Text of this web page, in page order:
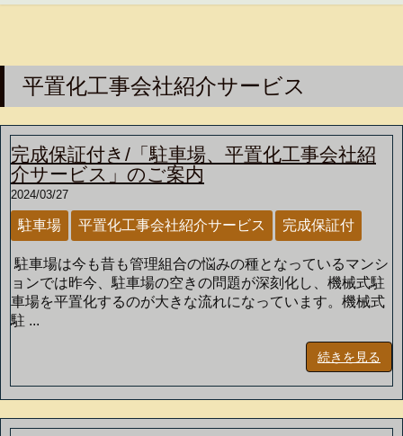
平置化工事会社紹介サービス
完成保証付き/「駐車場、平置化工事会社紹
介サービス」のご案内
2024/03/27
駐車場 平置化工事会社紹介サービス 完成保証付
駐車場は今も昔も管理組合の悩みの種となっているマンシ
ョンでは昨今、駐車場の空きの問題が深刻化し、機械式駐
車場を平置化するのが大きな流れになっています。機械式
駐 ...
続きを見る